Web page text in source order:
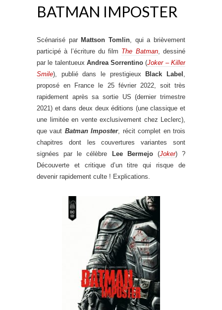
BATMAN IMPOSTER
Scénarisé par Mattson Tomlin, qui a brièvement
participé à l’écriture du film The Batman, dessiné
par le talentueux Andrea Sorrentino (Joker – Killer
Smile), publié dans le prestigieux Black Label ,
proposé en France le 25 février 2022, soit très
rapidement après sa sortie US (dernier trimestre
2021) et dans deux deux éditions (une classique et
une limitée en vente exclusivement chez Leclerc),
que vaut Batman Imposter, récit complet en trois
chapitres dont les couvertures variantes sont
signées par le célèbre
Lee Bermejo(Joker) ?
Découverte et critique d’un titre qui risque de
devenir rapidement culte ! Explications.